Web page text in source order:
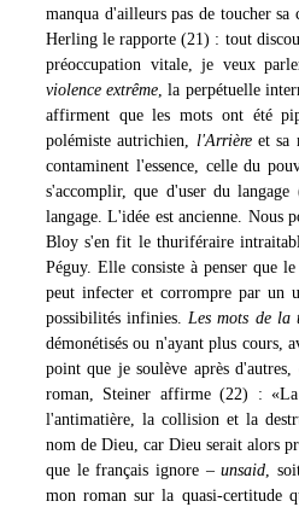
manqua d'ailleurs pas de toucher
Herling le rapporte (21) : tout
préoccupation vitale, je veux
violence extrême , la perpétuelle
affirment que les mots ont été
polémiste autrichien, l'Arrièreet sa
contaminent l'essence, celle du
s'accomplir, que d'user du
langage. L'idée est ancienne. Nous
Bloy s'en fit le thuriféraire
Péguy. Elle consiste à penser que
peut infecter et corrompre par un
possibilités infinies. Les mots de la
démonétisés ou n'ayant plus cours,
point que je soulève après
roman, Steiner affirme (22) :
l'antimatière, la collision et la
nom de Dieu, car Dieu serait alors
que le français ignore –unsaid ,
mon roman sur la quasi-certitude